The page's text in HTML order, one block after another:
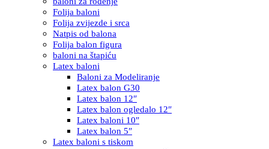
Folija baloni
Folija zvijezde i srca
Natpis od balona
Folija balon figura
baloni na štapiću
Latex baloni
Baloni za Modeliranje
Latex balon G30
Latex balon 12″
Latex balon ogledalo 12″
Latex baloni 10″
Latex balon 5″
Latex baloni s tiskom